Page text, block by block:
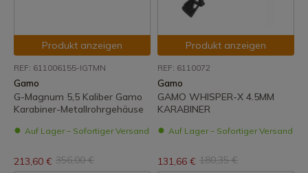
Produkt anzeigen
REF: 611006155-IGTMN
Gamo
G-Magnum 5,5 Kaliber Gamo
Karabiner-Metallrohrgehäuse
Auf Lager – Sofortiger Versand
213,60 € 356,00 €
Produkt anzeigen
REF: 6110072
Gamo
GAMO WHISPER-X 4.5MM
KARABINER
Auf Lager – Sofortiger Versand
131,66 € 180,35 €